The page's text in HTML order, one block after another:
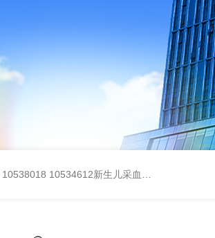
10538018 10534612新生儿采血纸 3119-0050